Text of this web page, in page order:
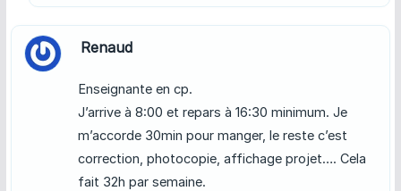
Renaud
Enseignante en cp.
J’arrive à 8:00 et repars à 16:30 minimum. Je
m’accorde 30min pour manger, le reste c’est
correction, photocopie, affichage projet…. Cela
fait 32h par semaine.